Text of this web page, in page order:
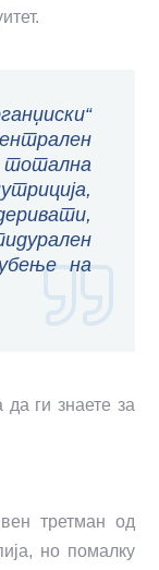
на
ги знаете за
третман од
но помалку